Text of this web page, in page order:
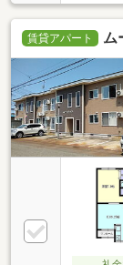
賃貸アパート ム